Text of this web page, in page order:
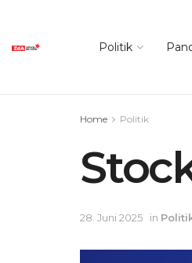
Politik
Home Politik
28. Juni 2025 in